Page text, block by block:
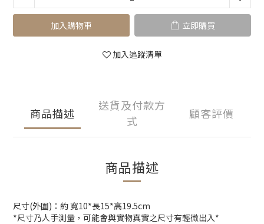
加入購物車 立即購買
加入追蹤清單
商品描述
送貨及付款方
式
顧客評價
商品描述
尺寸(外圍)：約 寬10*長15*高19.5cm
*尺寸乃人手測量，可能會與實物真實之尺寸有輕微出入*